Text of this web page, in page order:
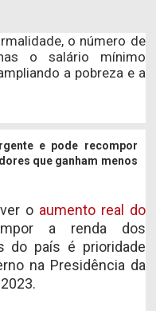
o número de
o salário mínimo
a pobreza e a
e pode recompor
que ganham menos
o aumento real do
a renda dos
do país é prioridade
na Presidência da